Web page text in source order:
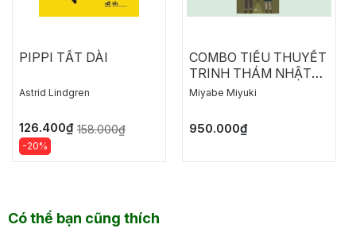
PIPPI TẤT DÀI
Astrid Lindgren
126.400₫ 158.000₫
-20%
COMBO TIỂU THUYẾT
TRINH THÁM NHẬT
BẢN: NGỤY CHỨNG
Miyabe Miyuki
950.000₫
Có thể bạn cũng thích